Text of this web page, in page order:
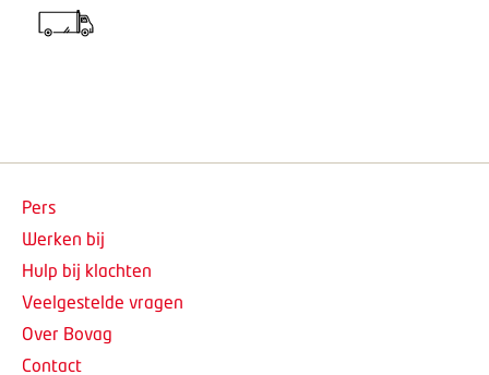
Pers
Werken bij
Hulp bij klachten
Veelgestelde vragen
Over Bovag
Contact